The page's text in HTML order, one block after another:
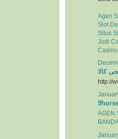
Agen
Slot
Situs
Judi
کالا
http://
AGEN